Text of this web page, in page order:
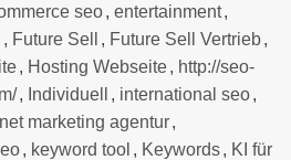
seo, entertainment,
, Future Sell , Future Sell Vertrieb,
, Hosting Webseite, http://seo-
, Individuell , international seo,
marketing agentur,
, keyword tool , Keywords, KI für